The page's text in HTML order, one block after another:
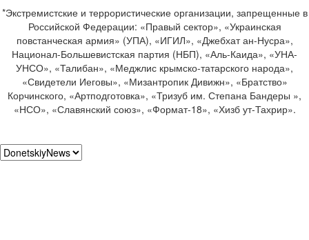
*Экстремистские и террористические организации, запрещенные в
Российской Федерации: «Правый сектор», «Украинская
повстанческая армия» (УПА), «ИГИЛ», «Джебхат ан-Нусра»,
Национал-Большевистская партия (НБП), «Аль-Каида», «УНА-
УНСО», «Талибан», «Меджлис крымско-татарского народа»,
«Свидетели Иеговы», «Мизантропик Дивижн», «Братство»
Корчинского, «Артподготовка», «Тризуб им. Степана Бандеры »,
«НСО», «Славянский союз», «Формат-18», «Хизб ут-Тахрир».